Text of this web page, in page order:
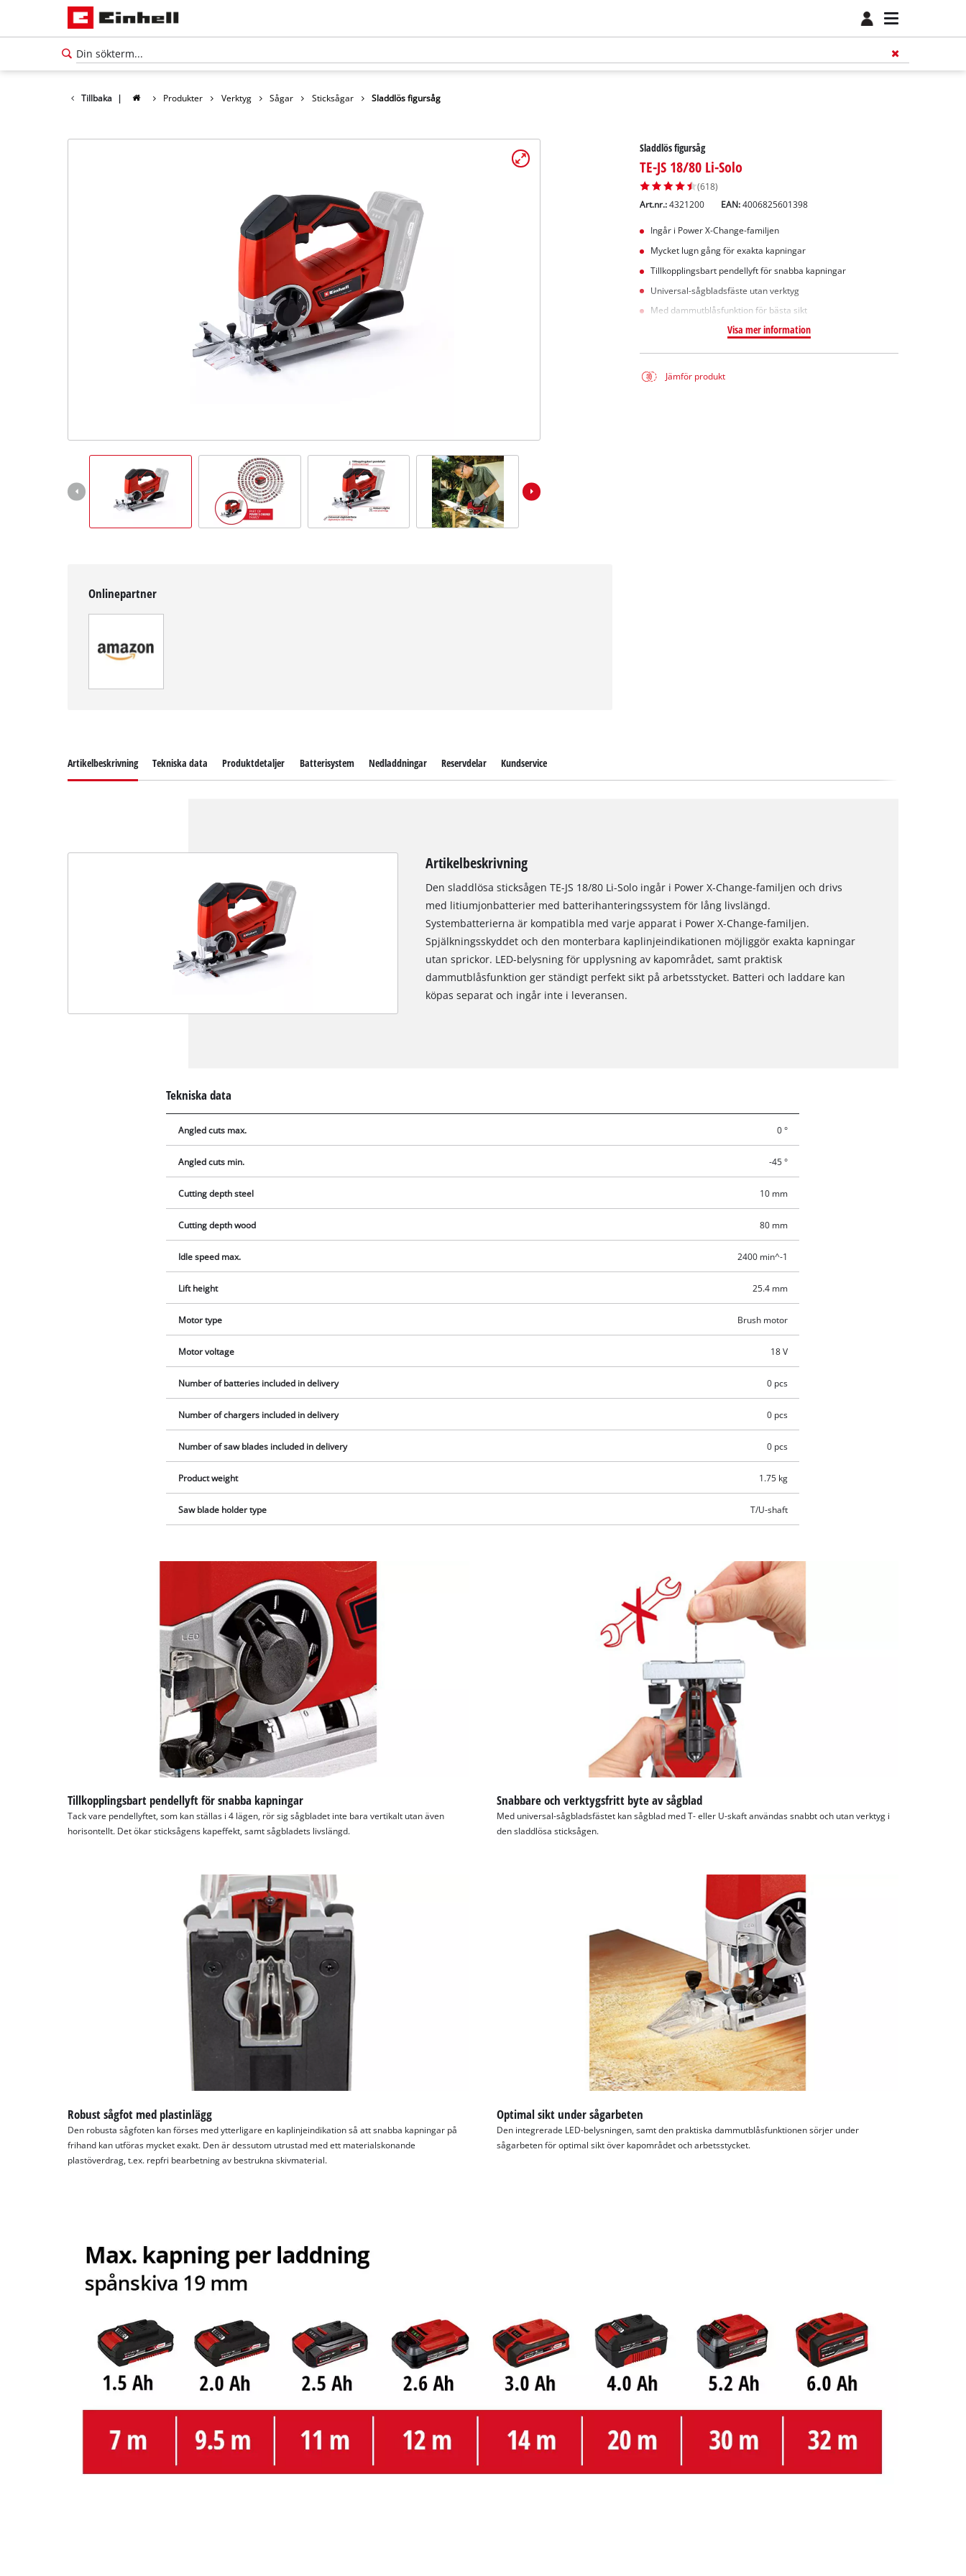
Tillbaka | Produkter Verktyg Sågar Sticksågar Sladdlös figursåg
Sladdlös figursåg
TE-JS 18/80 Li-Solo
(618)
Art.nr.: 4321200 EAN:4006825601398
Ingår i Power X-Change-familjen
Mycket lugn gång för exakta kapningar
Tillkopplingsbart pendellyft för snabba kapningar
Universal-sågbladsfäste utan verktyg
Med dammutblåsfunktion för bästa sikt
Visa mer information
Jämför produkt
Onlinepartner
Artikelbeskrivning Tekniska data Produktdetaljer Batterisystem Nedladdningar Reservdelar Kundservice
Artikelbeskrivning
Den sladdlösa sticksågen TE-JS 18/80 Li-Solo ingår i Power X-Change-familjen och drivs
med litiumjonbatterier med batterihanteringssystem för lång livslängd.
Systembatterierna är kompatibla med varje apparat i Power X-Change-familjen.
Spjälkningsskyddet och den monterbara kaplinjeindikationen möjliggör exakta kapningar
utan sprickor. LED-belysning för upplysning av kapområdet, samt praktisk
dammutblåsfunktion ger ständigt perfekt sikt på arbetsstycket. Batteri och laddare kan
köpas separat och ingår inte i leveransen.
Tekniska data
Angled cuts max. 0 °
Angled cuts min. -45 °
Cutting depth steel 10 mm
Cutting depth wood 80 mm
Idle speed max. 2400 min^-1
Lift height 25.4 mm
Motor type Brush motor
Motor voltage 18 V
Number of batteries included in delivery 0 pcs
Number of chargers included in delivery 0 pcs
Number of saw blades included in delivery 0 pcs
Product weight 1.75 kg
Saw blade holder type T/U-shaft
Tillkopplingsbart pendellyft för snabba kapningar
Tack vare pendellyftet, som kan ställas i 4 lägen, rör sig sågbladet inte bara vertikalt utan även
horisontellt. Det ökar sticksågens kapeffekt, samt sågbladets livslängd.
Snabbare och verktygsfritt byte av sågblad
Med universal-sågbladsfästet kan sågblad med T- eller U-skaft användas snabbt och utan verktyg i
den sladdlösa sticksågen.
Robust sågfot med plastinlägg
Den robusta sågfoten kan förses med ytterligare en kaplinjeindikation så att snabba kapningar på
frihand kan utföras mycket exakt. Den är dessutom utrustad med ett materialskonande
plastöverdrag, t.ex. repfri bearbetning av bestrukna skivmaterial.
Optimal sikt under sågarbeten
Den integrerade LED-belysningen, samt den praktiska dammutblåsfunktionen sörjer under
sågarbeten för optimal sikt över kapområdet och arbetsstycket.